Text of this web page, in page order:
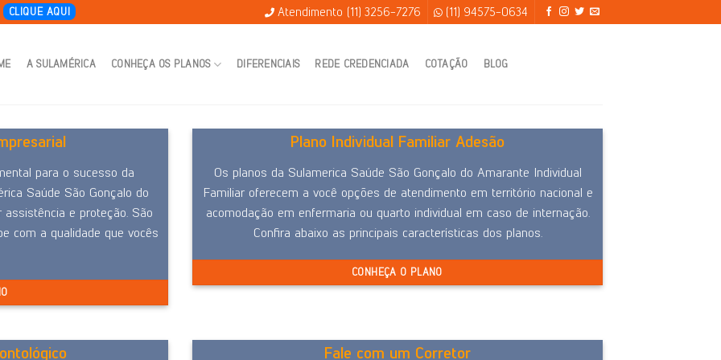
CLIQUE AQUI Atendimento (11) 3256-7276 (11) 94575-0634
A SULAMÉRICA CONHEÇA OS PLANOS DIFERENCIAIS REDE CREDENCIADA COTAÇÃO BLOG
para o sucesso da
Saúde São Gonçalo do
e proteção. São
com a qualidade que vocês
Plano Individual Familiar Adesão
Os planos da Sulamerica Saúde São Gonçalo do Amarante Individual
Familiar oferecem a você opções de atendimento em território nacional e
acomodação em enfermaria ou quarto individual em caso de internação.
Confira abaixo as principais características dos planos.
CONHEÇA O PLANO
Fale com um Corretor